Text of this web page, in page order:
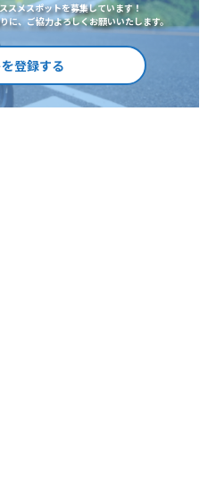
スメスポットを募集しています！
、ご協力よろしくお願いいたします。
登録する